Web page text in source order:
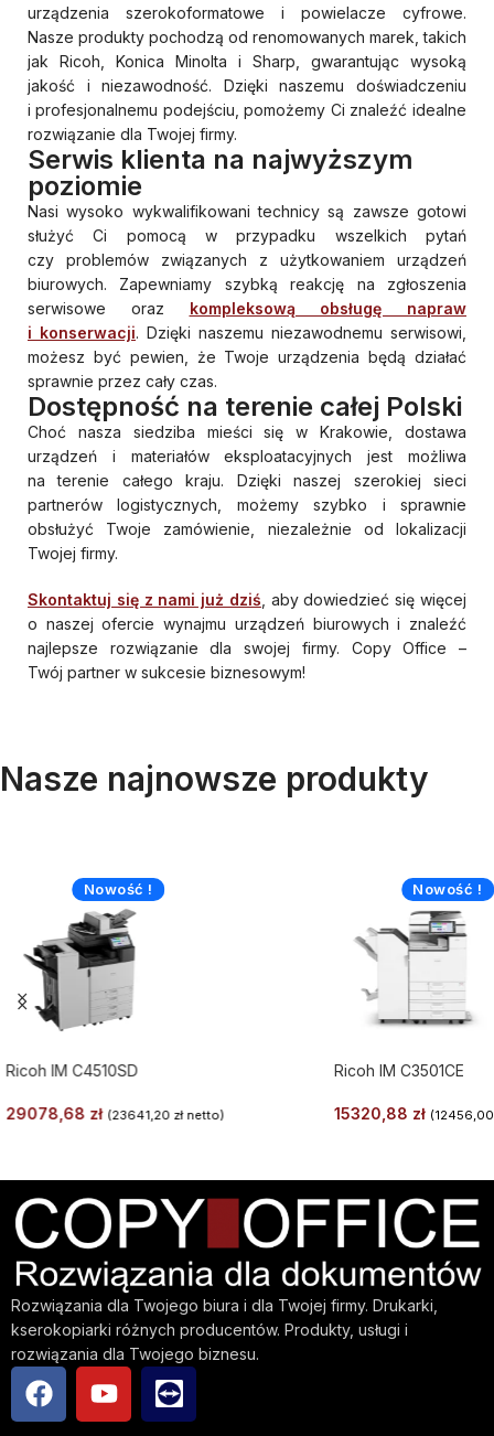
urządzenia szerokoformatowe i powielacze cyfrowe.
Nasze produkty pochodzą od renomowanych marek, takich
jak Ricoh, Konica Minolta i Sharp, gwarantując wysoką
jakość i niezawodność. Dzięki naszemu doświadczeniu
i profesjonalnemu podejściu, pomożemy Ci znaleźć idealne
rozwiązanie dla Twojej firmy.
Serwis klienta na najwyższym
poziomie
Nasi wysoko wykwalifikowani technicy są zawsze gotowi
służyć Ci pomocą w przypadku wszelkich pytań
czy problemów związanych z użytkowaniem urządzeń
biurowych. Zapewniamy szybką reakcję na zgłoszenia
serwisowe oraz kompleksową obsługę napraw
i konserwacji. Dzięki naszemu niezawodnemu serwisowi,
możesz być pewien, że Twoje urządzenia będą działać
sprawnie przez cały czas.
Dostępność na terenie całej Polski
Choć nasza siedziba mieści się w Krakowie, dostawa
urządzeń i materiałów eksploatacyjnych jest możliwa
na terenie całego kraju. Dzięki naszej szerokiej sieci
partnerów logistycznych, możemy szybko i sprawnie
obsłużyć Twoje zamówienie, niezależnie od lokalizacji
Twojej firmy.
Skontaktuj się z nami już dziś , aby dowiedzieć się więcej
o naszej ofercie wynajmu urządzeń biurowych i znaleźć
najlepsze rozwiązanie dla swojej firmy. Copy Office –
Twój partner w sukcesie biznesowym!
Nasze najnowsze produkty
Nowość !
Ricoh IM C4510SD
29078,68 zł (23641,20 złnetto)
Nowość !
Ricoh IM C3501CE
15320,88 zł (
Rozwiązania dla Twojego biura i dla Twojej firmy. Drukarki,
kserokopiarki różnych producentów. Produkty, usługi i
rozwiązania dla Twojego biznesu.